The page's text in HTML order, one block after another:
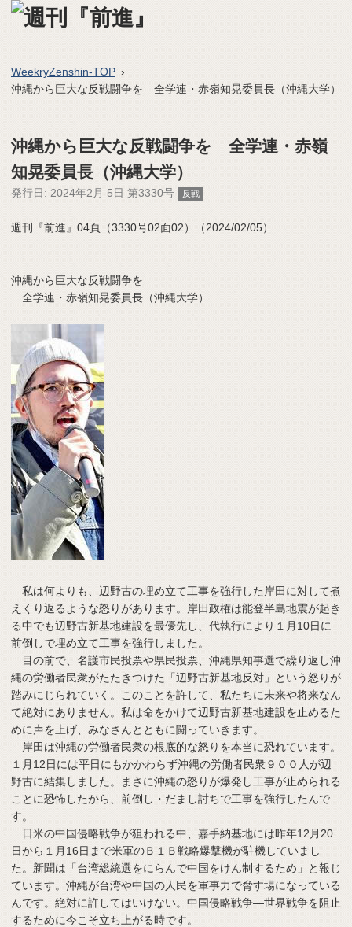
WeekryZenshin-TOP
沖縄から巨大な反戦闘争を 全学連・赤嶺知晃委員長（沖縄大学）
沖縄から巨大な反戦闘争を 全学連・赤嶺
知晃委員長（沖縄大学）
発行日: 2024年2月 5日 第3330号 反戦
週刊『前進』04頁（3330号02面02）（2024/02/05）
沖縄から巨大な反戦闘争を
全学連・赤嶺知晃委員長（沖縄大学）
私は何よりも、辺野古の埋め立て工事を強行した岸田に対して煮
えくり返るような怒りがあります。岸田政権は能登半島地震が起き
る中でも辺野古新基地建設を最優先し、代執行により１月10日に
前倒しで埋め立て工事を強行しました。
目の前で、名護市民投票や県民投票、沖縄県知事選で繰り返し沖
縄の労働者民衆がたたきつけた「辺野古新基地反対」という怒りが
踏みにじられていく。このことを許して、私たちに未来や将来なん
て絶対にありません。私は命をかけて辺野古新基地建設を止めるた
めに声を上げ、みなさんとともに闘っていきます。
岸田は沖縄の労働者民衆の根底的な怒りを本当に恐れています。
１月12日には平日にもかかわらず沖縄の労働者民衆９００人が辺
野古に結集しました。まさに沖縄の怒りが爆発し工事が止められる
ことに恐怖したから、前倒し・だまし討ちで工事を強行したんで
す。
日米の中国侵略戦争が狙われる中、嘉手納基地には昨年12月20
日から１月16日まで米軍のＢ１Ｂ戦略爆撃機が駐機していまし
た。新聞は「台湾総統選をにらんで中国をけん制するため」と報じ
ています。沖縄が台湾や中国の人民を軍事力で脅す場になっている
んです。絶対に許してはいけない。中国侵略戦争―世界戦争を阻止
するために今こそ立ち上がる時です。